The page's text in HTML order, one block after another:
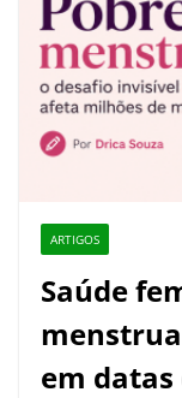
ARTIGOS
Saúde
em datas